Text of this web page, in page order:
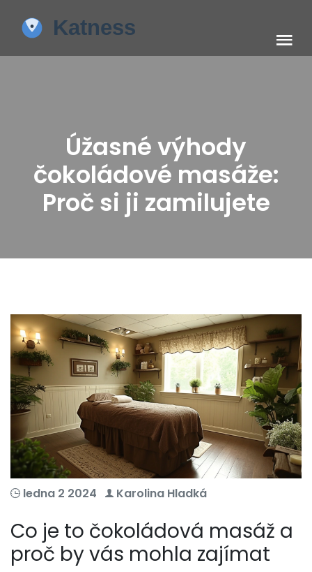
Úžasné výhody
čokoládové masáže:
Proč si ji zamilujete
ledna 2 2024 Karolina Hladká
Co je to čokoládová masáž a
proč by vás mohla zajímat